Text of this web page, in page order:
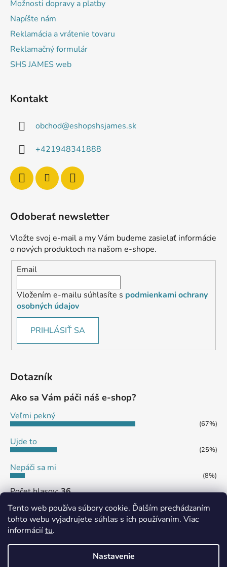
Tento web používa súbory cookie. Ďalším prechádzaním
tohto webu vyjadrujete súhlas s ich používaním. Viac
informáciítu.
Nastavenie
Možnosti dopravy a platby
Napíšte nám
Reklamácia a vrátenie tovaru
Reklamačný formulár
SHS JAMES web
Kontakt
obchod@eshopshsjames.sk
+421948341888
Odoberať newsletter
Vložte svoj e-mail a my Vám budeme zasielať informácie
o nových produktoch na našom e-shope.
Email
Vložením e-mailu súhlasíte s podmienkami ochrany
osobných údajov
PRIHLÁSIŤ SA
Dotazník
Ako sa Vám páči náš e-shop?
Veľmi pekný
(67%)
Ujde to
(25%)
Nepáči sa mi
(8%)
Počet hlasov:36
MôjPrvýEshop.sk Shoptet.sk